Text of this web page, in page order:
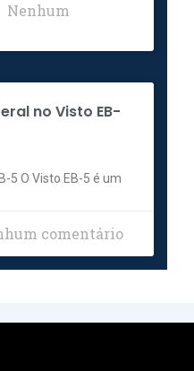
Nenhum
no Visto EB-
5 O Visto EB-5 é um
comentário